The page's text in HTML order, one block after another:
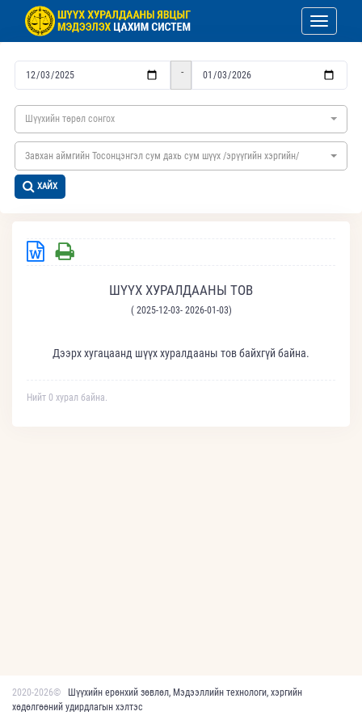
Toggle
-
Шүүхийн төрөл сонгох
Завхан аймгийн Тосонцэнгэл сум дахь сум шүүх /эрүүгийн хэргийн/
ХАЙХ
ШҮҮХ ХУРАЛДААНЫ ТОВ
( 2025-12-03- 2026-01-03)
Дээрх хугацаанд шүүх хуралдааны тов байхгүй байна.
Нийт 0 хурал байна.
2020-2026©
Шүүхийн ерөнхий зөвлөл, Мэдээллийн технологи, хэргийн
хөдөлгөөний удирдлагын хэлтэс